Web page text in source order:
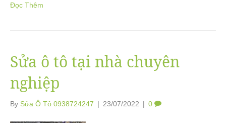
Đọc Thêm
Sửa ô tô tại nhà chuyên
nghiệp
By Sửa Ô Tô 0938724247 | 23/07/2022 | 0